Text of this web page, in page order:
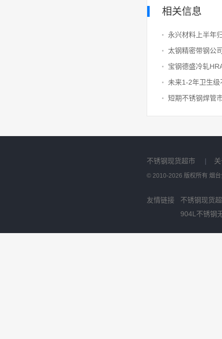
相关信息
永兴材料上半年
太钢精密带钢公
不锈钢现货超市 |
© 2010-2026 版权所有 烟
友情链接
不锈钢现货
904L不锈钢